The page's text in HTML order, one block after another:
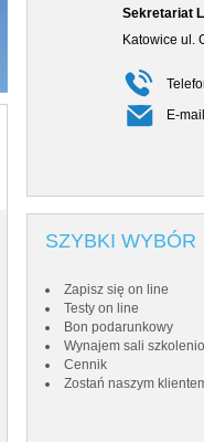
Sekretariat
Katowice ul.
E-
SZYBKI WYBÓR
Zapisz się on line
Testy on line
Bon podarunkowy
Wynajem sali
Cennik
Zostań naszym